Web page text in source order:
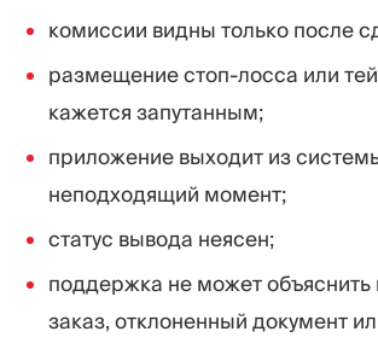
комиссии видны только после
размещение стоп-лосса или
кажется запутанным;
приложение выходит из
неподходящий момент;
статус вывода неясен;
поддержка не может объяснить
заказ, отклоненный документ